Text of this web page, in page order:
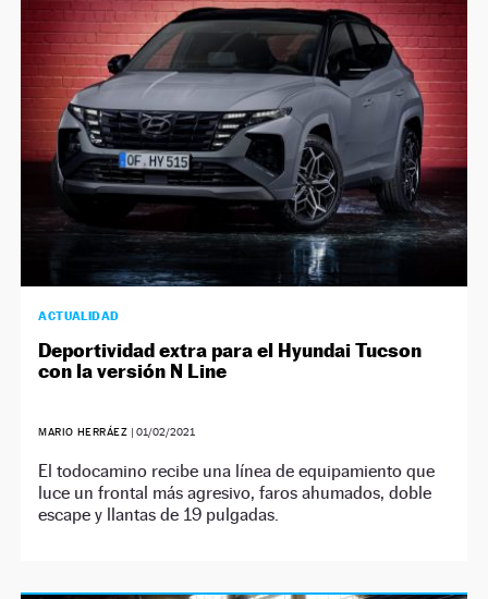
ACTUALIDAD
Deportividad extra para el Hyundai Tucson
con la versión N Line
MARIO HERRÁEZ | 01/02/2021
El todocamino recibe una línea de equipamiento que
luce un frontal más agresivo, faros ahumados, doble
escape y llantas de 19 pulgadas.